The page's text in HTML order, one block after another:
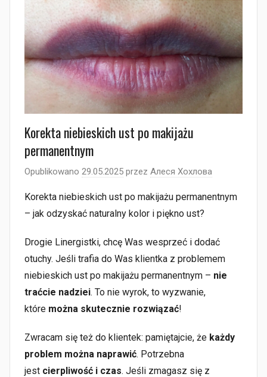
Korekta niebieskich ust po makijażu
permanentnym
Opublikowano 29.05.2025 przez Алеся Хохлова
Korekta niebieskich ust po makijażu permanentnym
– jak odzyskać naturalny kolor i piękno ust?
Drogie Linergistki, chcę Was wesprzeć i dodać
otuchy. Jeśli trafia do Was klientka z problemem
niebieskich ust po makijażu permanentnym – nie
traćcie nadziei. To nie wyrok, to wyzwanie,
które można skutecznie rozwiązać!
Zwracam się też do klientek: pamiętajcie, że każdy
problem można naprawić. Potrzebna
jest cierpliwość i czas. Jeśli zmagasz się z